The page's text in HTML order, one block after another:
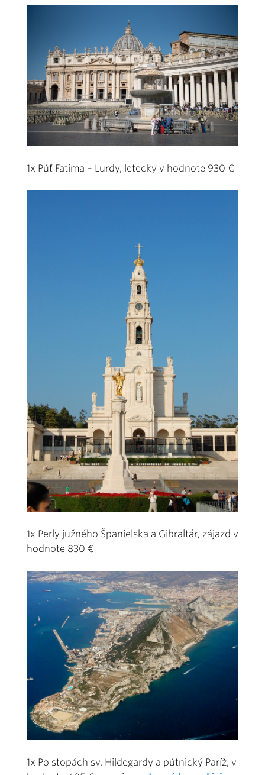
1x Púť Fatima – Lurdy, letecky v hodnote 930 €
1x Perly južného Španielska a Gibraltár, zájazd v
hodnote 830 €
1x Po stopách sv. Hildegardy a pútnický Paríž, v